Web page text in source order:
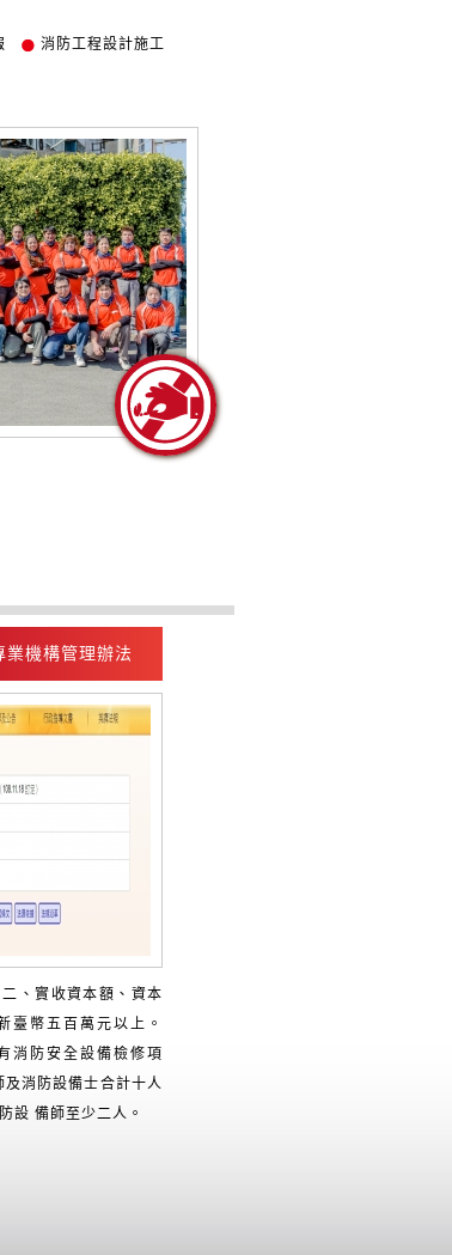
消防工程設計施工
業機構管理辦法
、實收資本額、資本
臺幣五百萬元以上。
消防安全設備檢修項
消防設備士合計十人
設 備師至少二人。